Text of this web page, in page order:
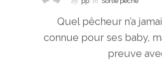
Quel pêcheur n’a
connue pour ses baby,
preuve